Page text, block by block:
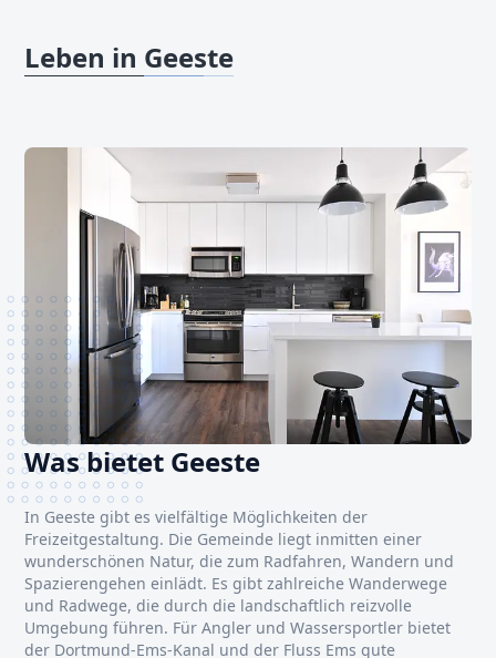
Leben in Geeste
Was bietet Geeste
In Geeste gibt es vielfältige Möglichkeiten der
Freizeitgestaltung. Die Gemeinde liegt inmitten einer
wunderschönen Natur, die zum Radfahren, Wandern und
Spazierengehen einlädt. Es gibt zahlreiche Wanderwege
und Radwege, die durch die landschaftlich reizvolle
Umgebung führen. Für Angler und Wassersportler bietet
der Dortmund-Ems-Kanal und der Fluss Ems gute